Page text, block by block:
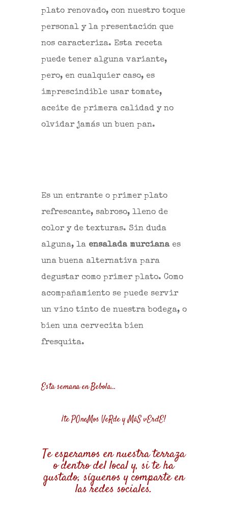
plato renovado, con nuestro toque
personal y la presentación que
nos caracteriza. Esta receta
puede tener alguna variante,
pero, en cualquier caso, es
imprescindible usar tomate,
aceite de primera calidad y no
olvidar jamás un buen pan.
Es un entrante o primer plato
refrescante, sabroso, lleno de
color y de texturas. Sin duda
alguna, la ensalada murcianaes
una buena alternativa para
degustar como primer plato. Como
acompañamiento se puede servir
un vino tinto de nuestra bodega, o
bien una cervecita bien
fresquita.
Esta semana en Bebola…
¡te POneMos VeRde y MáS vErdE!
Te esperamos en nuestra terraza
o dentro del local y, si te ha
gustado, síguenos y comparte en
las redes sociales.